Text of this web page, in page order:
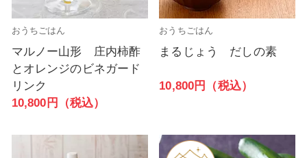
おうちごはん
マルノー山形 庄内柿酢
とオレンジのビネガード
リンク
10,800円（税込）
おうちごはん
まるじょう だしの素
10,800円（税込）